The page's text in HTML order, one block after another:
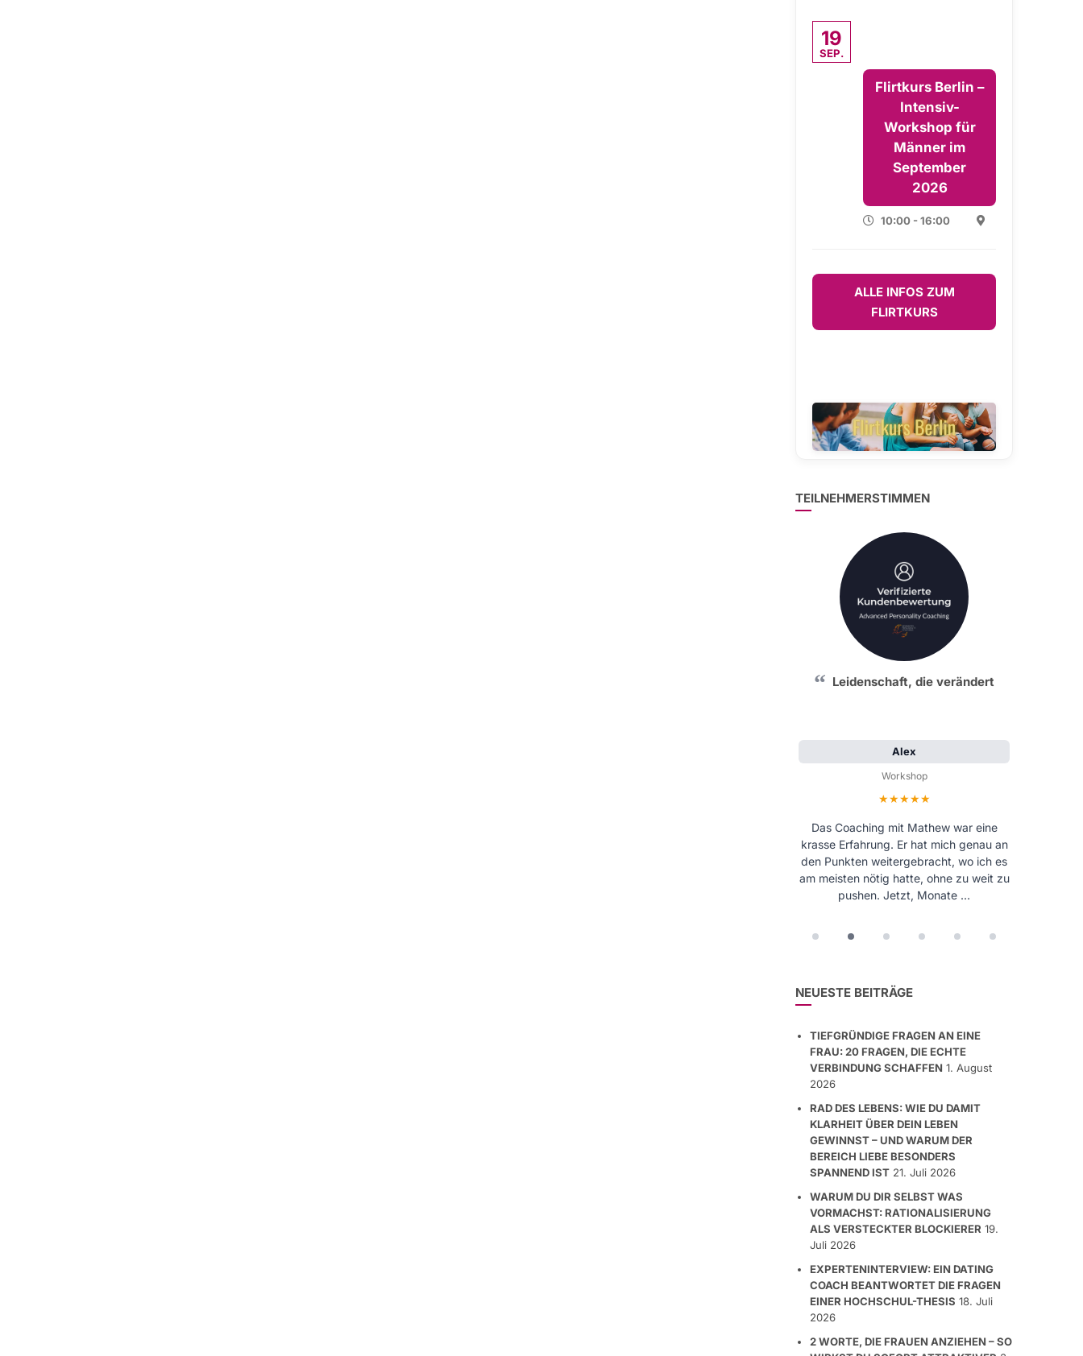
19
SEP.
Flirtkurs Berlin –
Intensiv-
Workshop für
Männer im
September
2026
10:00 - 16:00
ALLE INFOS ZUM
FLIRTKURS
TEILNEHMERSTIMMEN
Leidenschaft, die verändert
Alex
Workshop
Bewertung: 5 von 5 Sternen
Das Coaching mit Mathew war eine
krasse Erfahrung. Er hat mich genau an
den Punkten weitergebracht, wo ich es
am meisten nötig hatte, ohne zu weit zu
pushen. Jetzt, Monate …
NEUESTE BEITRÄGE
TIEFGRÜNDIGE FRAGEN AN EINE
FRAU: 20 FRAGEN, DIE ECHTE
VERBINDUNG SCHAFFEN 1. August
2026
RAD DES LEBENS: WIE DU DAMIT
KLARHEIT ÜBER DEIN LEBEN
GEWINNST – UND WARUM DER
BEREICH LIEBE BESONDERS
SPANNEND IST 21. Juli 2026
WARUM DU DIR SELBST WAS
VORMACHST: RATIONALISIERUNG
ALS VERSTECKTER BLOCKIERER 19.
Juli 2026
EXPERTENINTERVIEW: EIN DATING
COACH BEANTWORTET DIE FRAGEN
EINER HOCHSCHUL-THESIS 18. Juli
2026
2 WORTE, DIE FRAUEN ANZIEHEN – SO